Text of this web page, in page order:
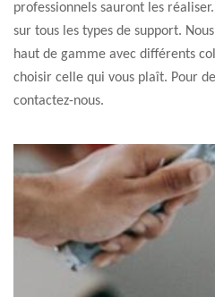
professionnels sauront les
sur tous les types de support.
haut de gamme avec différents
choisir celle qui vous plaît. Pour
contactez-nous.